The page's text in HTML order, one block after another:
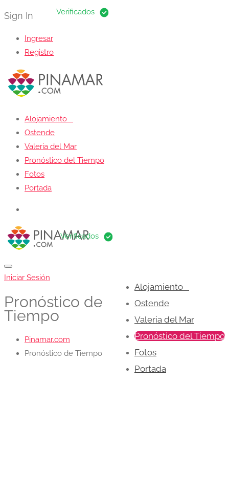
Sign In
Ingresar
Registro
Alojamiento
Ostende
Valeria del Mar
Pronóstico del Tiempo
Fotos
Portada
Alojamiento
Ostende
Valeria del Mar
Pronóstico del Tiempo
Fotos
Portada
Iniciar Sesión
Pronóstico de
Tiempo
Pinamar.com
Pronóstico de Tiempo